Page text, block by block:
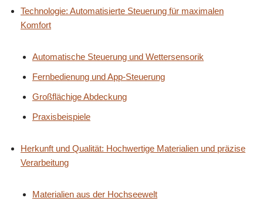
Technologie: Automatisierte Steuerung für maximalen
Komfort
Automatische Steuerung und Wettersensorik
Fernbedienung und App-Steuerung
Großflächige Abdeckung
Praxisbeispiele
Herkunft und Qualität: Hochwertige Materialien und präzise
Verarbeitung
Materialien aus der Hochseewelt